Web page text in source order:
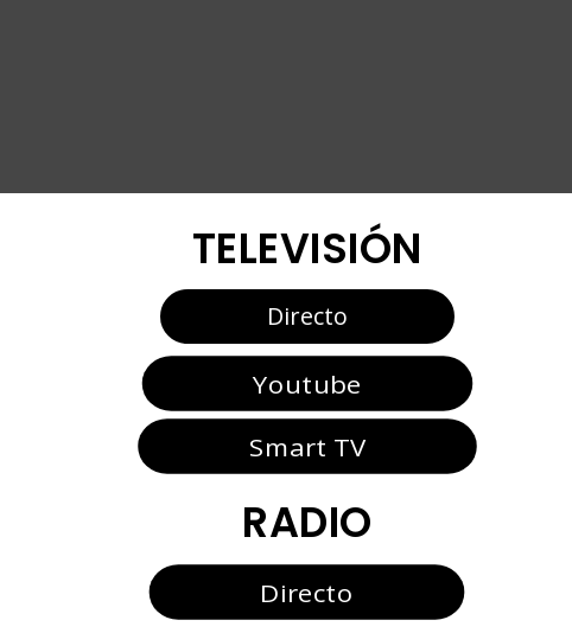
TELEVISIÓN
Directo
Youtube
Smart TV
RADIO
Directo